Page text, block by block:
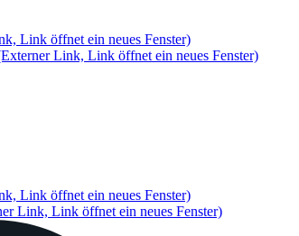
Link öffnet ein neues Fenster)
Link, Link öffnet ein neues Fenster)
Link öffnet ein neues Fenster)
Link, Link öffnet ein neues Fenster)